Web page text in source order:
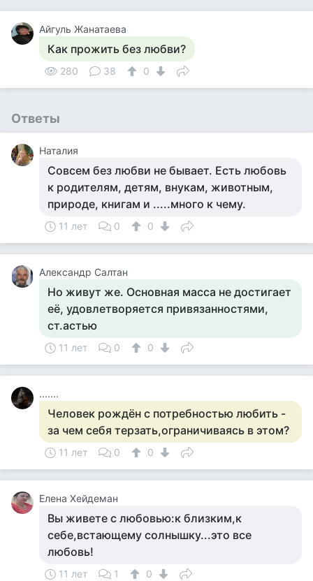
Айгуль Жанатаева
Как прожить без любви?
280 38 0
Ответы
Наталия
Совсем без любви не бывает. Есть любовь
к родителям, детям, внукам, животным,
природе, книгам и .....много к чему.
11 лет 0 0
Александр Салтан
Но живут же. Основная масса не достигает
её, удовлетворяется привязанностями,
ст.астью
11 лет 0 0
.......
Человек рождён с потребностью любить -
за чем себя терзать,ограничиваясь в этом?
11 лет 0 0
Елена Хейдеман
Вы живете с любовью:к близким,к
себе,встающему солнышку...это все
любовь!
11 лет 1 0